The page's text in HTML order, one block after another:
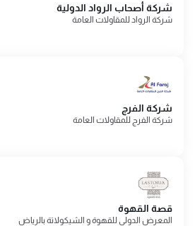
شركة أصحاب الرواد الدولية
شركة الرواد للمقاولات العامة
شركة الفرج
شركة الفرج للمقاولات العامة
قصة القهوة
المعرض الدولى للقهوة و الشيكولاتة بالرياض